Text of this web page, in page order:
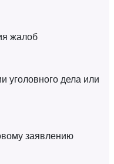
жалоб
уголовного дела или
заявлению